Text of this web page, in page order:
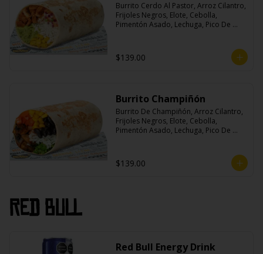
Burrito Cerdo Al Pastor, Arroz Cilantro,
Frijoles Negros, Elote, Cebolla,
Pimentón Asado, Lechuga, Pico De
$139.00
Burrito Champiñón
Burrito De Champiñón, Arroz Cilantro,
Frijoles Negros, Elote, Cebolla,
Pimentón Asado, Lechuga, Pico De
$139.00
Red Bull
Red Bull Energy Drink